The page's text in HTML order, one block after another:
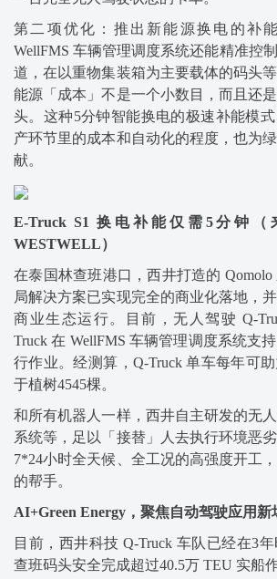
第二项优化：推出新能源换电的补
WellFMS 车辆管理调度系统还能精准控
道，在以重物集装箱为主要载体的码头
能源「成本」不是一个小数目，而且还
头。这种5分钟智能换电的极速补能模
产环节里的成本和自动化的程度，也为
献。
E-Truck S1 换电补能仅需5分钟
WESTWELL）
在泰国林查班港口，西井打造的
局解决方案已实现完全的商业化落地，
商业生态运行。目前，无人驾驶 Q-
Truck 在 WellFMS 车辆管理调度系统支
行作业。经测算，Q-Truck 单车每年可
于植树4545棵。
和所有机器人一样，西井自主研发的无
系统等，足以「接替」人去执行环境恶
7*24小时全天候、全工况的高强度开工
的帮手。
AI+Green Energy，聚焦自动驾驶应用新
目前，西井科技 Q-Truck 车队已经在3
查班码头安全完成超过40.5万 TEU 实船作